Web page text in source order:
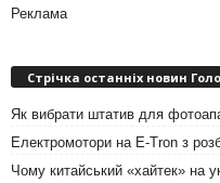
Реклама
Стрічка останніх новин
Як вибрати штатив для
Електромотори на E-Tron з
Чому китайський «хайтек» на